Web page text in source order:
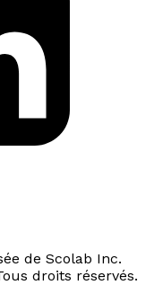
de Scolab Inc.
droits réservés.